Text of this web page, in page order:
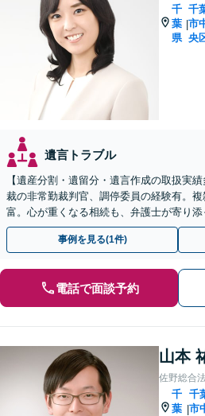
千
葉
県
|
千
市
央
遺言トラブル
【遺産分割・遺留分・遺言作成の取扱実
裁の非常勤裁判官、調停委員の経験有。
富。心が重くなる相続も、弁護士が寄り
ンライン相談可◉ 【千葉駅徒歩13分】
事例を見る(1件)
電話で面談予約
山本
佐野総合
千
葉 |
千
市